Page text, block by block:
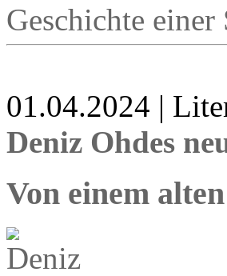
Geschichte
01.04.2024 |
Deniz Ohdes
Von einem